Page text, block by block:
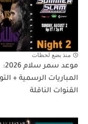
منذ بضع لحظات
موعد سمر سلام 2026:
المباريات الرسمية +
القنوات الناقلة